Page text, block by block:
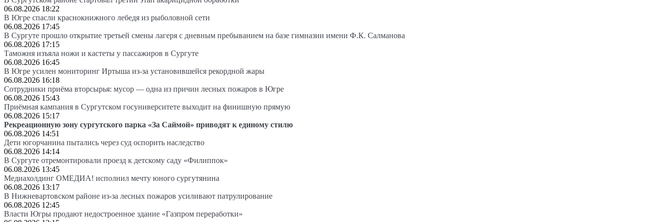
06.08.2026 18:22
В Югре спасли краснокнижного лебедя из рыболовной сети
06.08.2026 17:45
В Сургуте прошло открытие третьей смены лагеря с дневным пребыванием на базе гимназии имени Ф.К. Салманова
06.08.2026 17:15
Таможня изъяла ножи и кастеты у пассажиров в Сургуте
06.08.2026 16:45
В Югре усилен мониторинг Иртыша из-за установившейся рекордной жары
06.08.2026 16:18
Сотрудники приёма вторсырья: мусор — одна из причин лесных пожаров в Югре
06.08.2026 15:43
Приёмная кампания в Сургутском госуниверситете выходит на финишную прямую
06.08.2026 15:17
Рекреационную зону сургутского парка «За Саймой» приводят к единому стилю
06.08.2026 14:51
Дети югорчанина пытались через суд оспорить наследство
06.08.2026 14:14
В Сургуте отремонтировали проезд к детскому саду «Филиппок»
06.08.2026 13:45
Медиахолдинг ОМЕДИА! исполнил мечту юного сургутянина
06.08.2026 13:17
В Нижневартовском районе из-за лесных пожаров усиливают патрулирование
06.08.2026 12:45
Власти Югры продают недостроенное здание «Газпром переработки»